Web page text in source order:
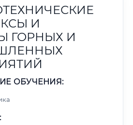
И
ГОРНЫХ И
ОБУЧЕНИЯ: